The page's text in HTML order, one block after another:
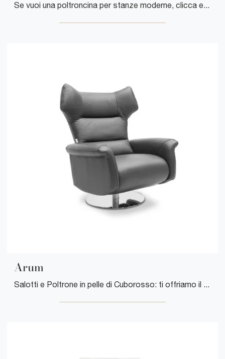
Se vuoi una poltroncina per stanze moderne, clicca e leggi di più sul modello Bloom in tessuto della marca Cuborosso.
Arum
Salotti e Poltrone in pelle di Cuborosso: ti offriamo il modello Arum in pelle per impreziosire i tuoi spazi.